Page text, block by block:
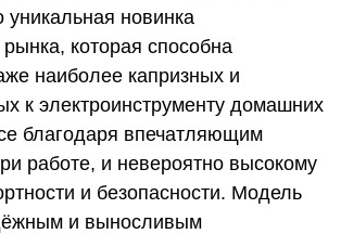
новинка
которая способна
наиболее капризных и
к электроинструменту домашних
благодаря впечатляющим
работе, и невероятно высокому
и безопасности. Модель
и выносливым